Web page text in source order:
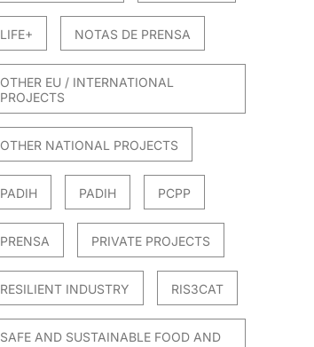
LIFE+ NOTAS DE PRENSA
OTHER EU / INTERNATIONAL
PROJECTS
OTHER NATIONAL PROJECTS
PADIH PADIH PCPP
PRENSA PRIVATE PROJECTS
RESILIENT INDUSTRY RIS3CAT
SAFE AND SUSTAINABLE FOOD AND